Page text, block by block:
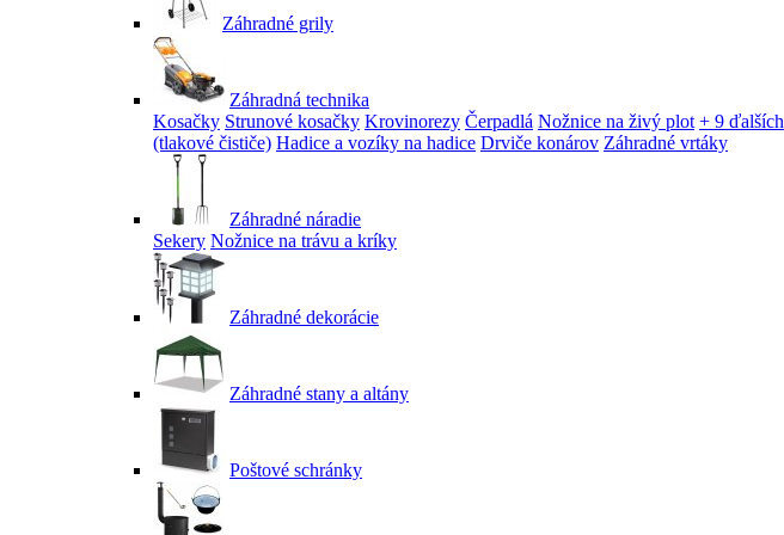
Záhradné grily
Záhradná technika
Kosačky Strunové kosačky Krovinorezy Čerpadlá Nožnice na živý plot + 9 ďalších
(tlakové čističe) Hadice a vozíky na hadice Drviče konárov Záhradné vrtáky
Záhradné náradie
Sekery Nožnice na trávu a kríky
Záhradné dekorácie
Záhradné stany a altány
Poštové schránky